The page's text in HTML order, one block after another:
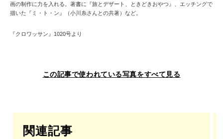
画の制作に力を入れる。著書に『旅とデザート、ときどきおやつ』、エッチングで
描いた『ミ・ト・ン』（小川糸さんとの共著）など。
『クロワッサン』1020号より
この記事で使われている写真をすべて見る
関連記事